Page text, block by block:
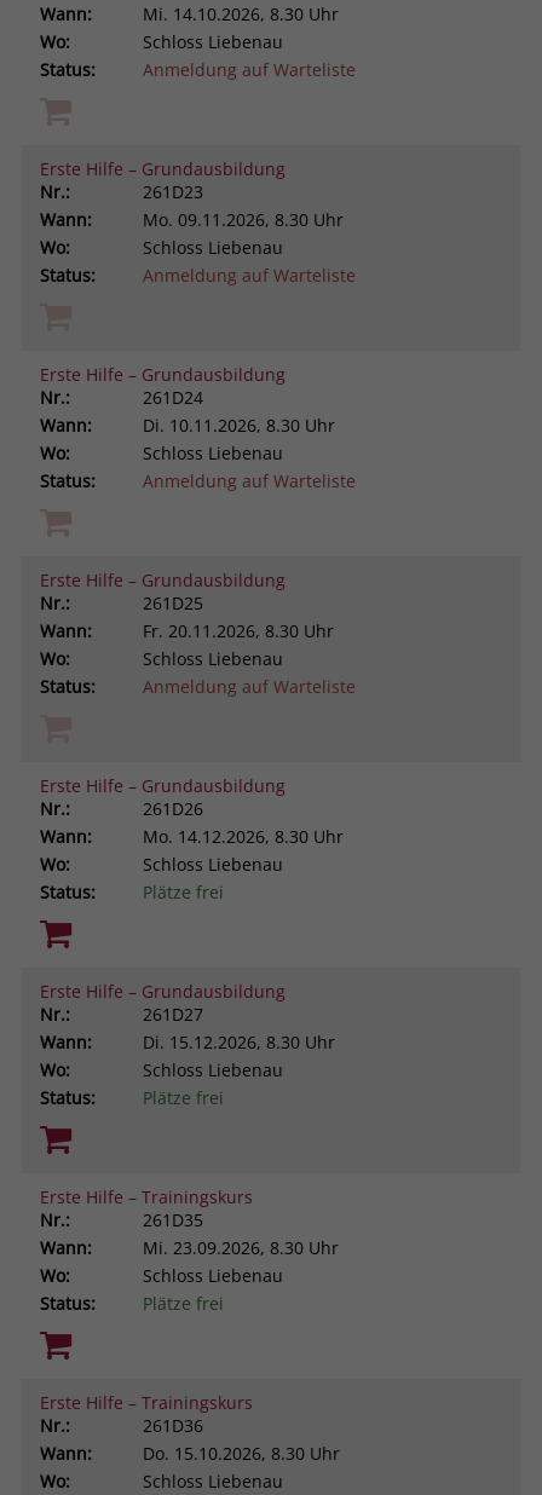
Wann:
Mi. 14.10.2026, 8.30 Uhr
Wo:
Schloss Liebenau
Status:
Anmeldung auf Warteliste
Erste Hilfe – Grundausbildung
Nr.:
261D23
Wann:
Mo. 09.11.2026, 8.30 Uhr
Wo:
Schloss Liebenau
Status:
Anmeldung auf Warteliste
Erste Hilfe – Grundausbildung
Nr.:
261D24
Wann:
Di. 10.11.2026, 8.30 Uhr
Wo:
Schloss Liebenau
Status:
Anmeldung auf Warteliste
Erste Hilfe – Grundausbildung
Nr.:
261D25
Wann:
Fr. 20.11.2026, 8.30 Uhr
Wo:
Schloss Liebenau
Status:
Anmeldung auf Warteliste
Erste Hilfe – Grundausbildung
Nr.:
261D26
Wann:
Mo. 14.12.2026, 8.30 Uhr
Wo:
Schloss Liebenau
Status:
Plätze frei
Erste Hilfe – Grundausbildung
Nr.:
261D27
Wann:
Di. 15.12.2026, 8.30 Uhr
Wo:
Schloss Liebenau
Status:
Plätze frei
Erste Hilfe – Trainingskurs
Nr.:
261D35
Wann:
Mi. 23.09.2026, 8.30 Uhr
Wo:
Schloss Liebenau
Status:
Plätze frei
Erste Hilfe – Trainingskurs
Nr.:
261D36
Wann:
Do. 15.10.2026, 8.30 Uhr
Wo:
Schloss Liebenau